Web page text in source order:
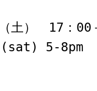
土） 17 ： 00
5-8pm